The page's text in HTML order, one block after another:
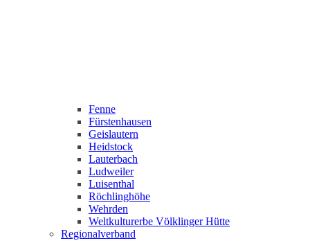
Fenne
Fürstenhausen
Geislautern
Heidstock
Lauterbach
Ludweiler
Luisenthal
Röchlinghöhe
Wehrden
Weltkulturerbe Völklinger Hütte
Regionalverband